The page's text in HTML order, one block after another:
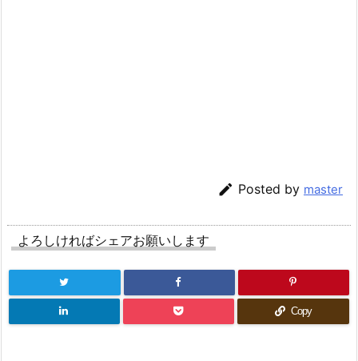
 Posted by master
よろしければシェアお願いします
Copy